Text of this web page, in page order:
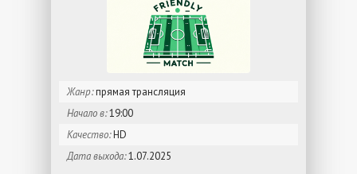
Жанр:прямая трансляция
Начало в:19:00
Качество:HD
Дата выхода:1.07.2025